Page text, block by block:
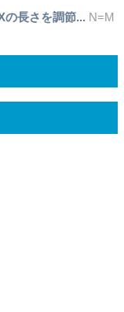
の長さを調節... N=M